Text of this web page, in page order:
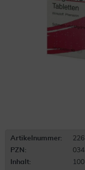
Artikelnummer:
PZN:
Inhalt: